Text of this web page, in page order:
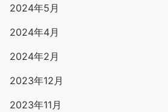
2024年5月
2024年4月
2024年2月
2023年12月
2023年11月